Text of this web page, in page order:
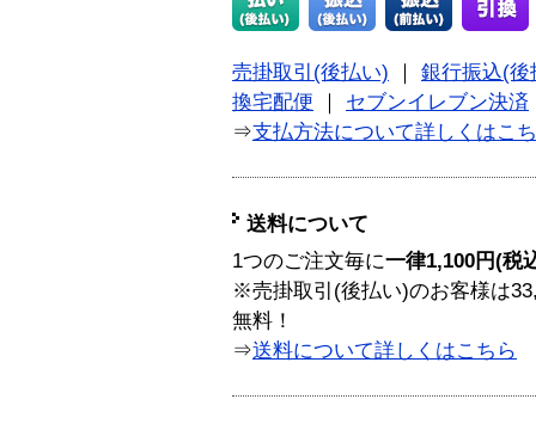
売掛取引(後払い)
銀行振込(後
換宅配便
セブンイレブン決済
⇒支払方法について詳しくはこ
送料について
1つのご注文毎に一律1,100円(税
※売掛取引(後払い)のお客様は
無料！
⇒送料について詳しくはこちら